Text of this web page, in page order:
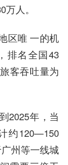
人。
区唯 一的机
排名全国43
客吞吐量为
2025年，当
约120—150
州等一线城